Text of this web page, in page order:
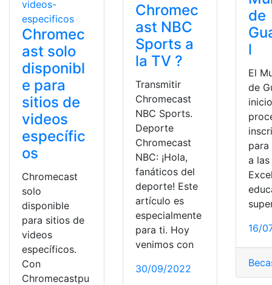
Chromec
ast solo
disponibl
e para
sitios de
videos
específic
os
Chromecast
solo
disponible
para sitios de
videos
específicos.
Con
Chromecastpu
Chromec
ast NBC
Sports a
la TV ?
Transmitir
Chromecast
NBC Sports.
Deporte
Chromecast
NBC: ¡Hola,
fanáticos del
deporte! Este
artículo es
especialmente
para ti. Hoy
venimos con
30/09/2022
de
l
El
de
a
16/